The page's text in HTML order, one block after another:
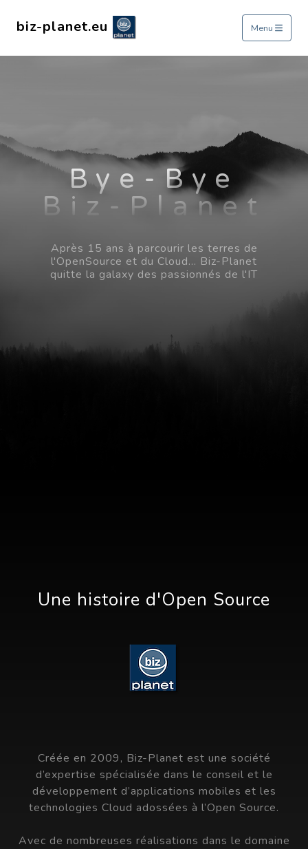
biz-planet.eu Menu
Bye-Bye
Biz-Planet
Après 15 ans à parcourir les terres de
l'OpenSource et du Cloud... Biz-Planet
quitte la galaxy des passionnés de l'IT
Une histoire d'Open Source
Créée en 2009, Biz-Planet est une société
d’expertise spécialisée dans le conseil et le
développement d’applications mobiles et les
technologies Cloud adossées à l’Open Source.
Avec de nombreuses réalisations dans le domaine